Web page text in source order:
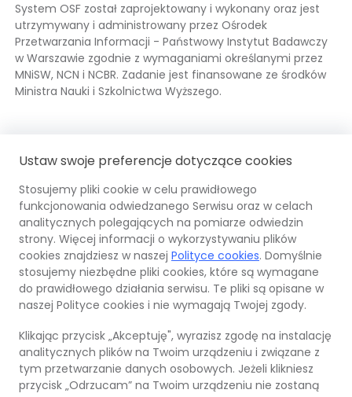
System OSF został zaprojektowany i wykonany oraz jest
utrzymywany i administrowany przez Ośrodek
Przetwarzania Informacji - Państwowy Instytut Badawczy
w Warszawie zgodnie z wymaganiami określanymi przez
MNiSW, NCN i NCBR. Zadanie jest finansowane ze środków
Ministra Nauki i Szkolnictwa Wyższego.
Fundusze
Europejskie
Odnośnik
otwiera
się
w
nowej
karcie
OPI
PIB
Odnośnik
otwiera
się
w
nowej
karcie
© 2026 Ośrodek Przetwarzania Informacji –
Państwowy Instytut Badawczy
Mapa strony
Polityka cookies
Klauzula informacyjna RODO
Ustaw swoje preferencje dotyczące cookies
Stosujemy pliki cookie w celu prawidłowego
funkcjonowania odwiedzanego Serwisu oraz w celach
analitycznych polegających na pomiarze odwiedzin
strony. Więcej informacji o wykorzystywaniu plików
cookies znajdziesz w naszej Polityce cookies. Domyślnie
stosujemy niezbędne pliki cookies, które są wymagane
do prawidłowego działania serwisu. Te pliki są opisane w
naszej Polityce cookies i nie wymagają Twojej zgody.
Klikając przycisk „Akceptuję", wyrazisz zgodę na instalację
analitycznych plików na Twoim urządzeniu i związane z
tym przetwarzanie danych osobowych. Jeżeli klikniesz
przycisk „Odrzucam” na Twoim urządzeniu nie zostaną